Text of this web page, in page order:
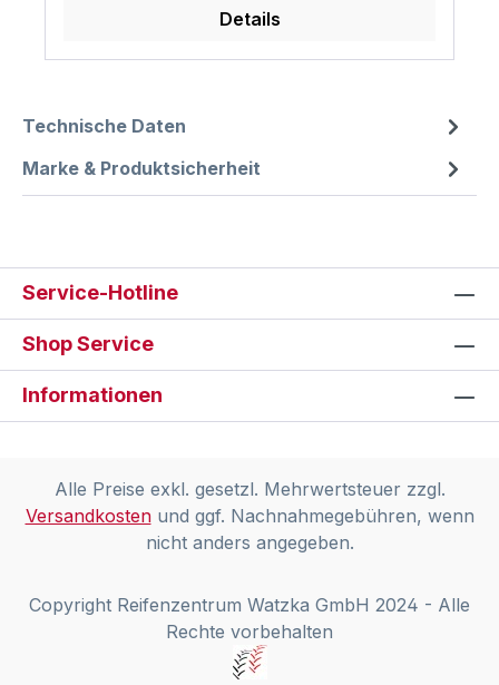
Details
Technische Daten
Marke & Produktsicherheit
Service-Hotline
Shop Service
Informationen
Alle Preise exkl. gesetzl. Mehrwertsteuer zzgl.
Versandkostenund ggf. Nachnahmegebühren, wenn
nicht anders angegeben.
Copyright Reifenzentrum Watzka GmbH 2024 - Alle
Rechte vorbehalten